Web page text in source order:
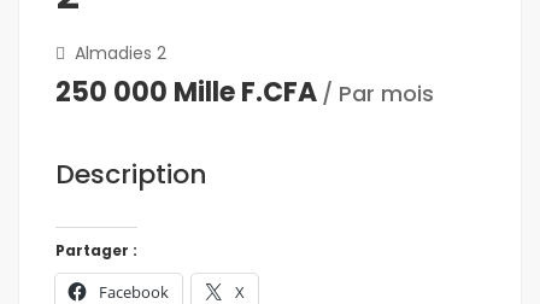
Almadies 2
250 000 Mille F.CFA / Par mois
Description
Partager :
Facebook X